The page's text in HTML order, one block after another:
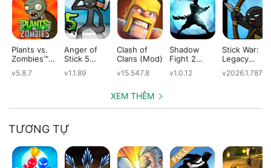
Plants vs.
Zombies™
v5.8.7
Anger of
Stick 5
v1.1.89
Clash of
Clans (Mod)
v15.547.8
Shadow
Fight 2
Edition
v1.0.12
Stick War:
Legacy
v2026.1.787
XEM THÊM
TƯƠNG TỰ